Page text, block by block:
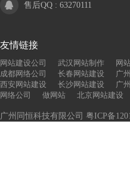
售后QQ : 63270111
友情链接
网站建设公司 武汉网站制作 网
成都网络公司
长春网站建设 广
西安网站建设
长沙网站建设 广
网络公司
做网站 北京网站建设
广州同恒科技有限公司 粤ICP备